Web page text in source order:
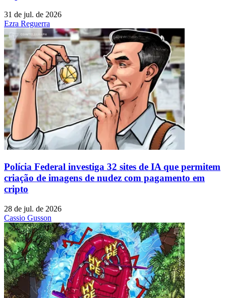
31 de jul. de 2026
Ezra Reguerra
Polícia Federal investiga 32 sites de IA que permitem
criação de imagens de nudez com pagamento em
cripto
28 de jul. de 2026
Cassio Gusson